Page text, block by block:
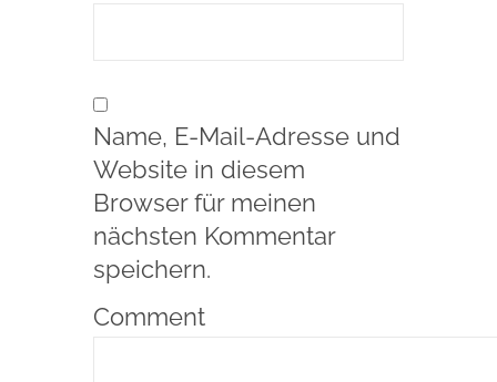
Name, E-Mail-Adresse und
Website in diesem
Browser für meinen
nächsten Kommentar
speichern.
Comment